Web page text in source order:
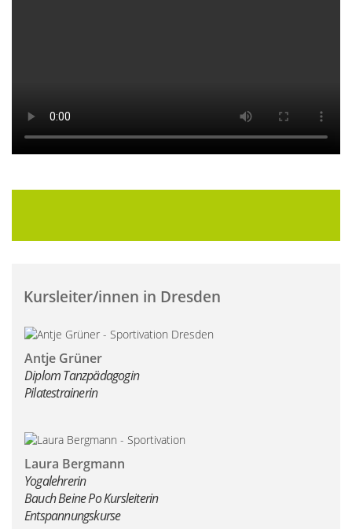
Kursleiter/innen in Dresden
Antje Grüner
Diplom Tanzpädagogin
Pilatestrainerin
Laura Bergmann
Yogalehrerin
Bauch Beine Po Kursleiterin
Entspannungskurse